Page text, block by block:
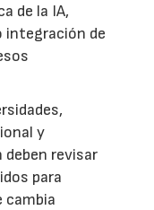
de la IA,
de
y
deben revisar
para
cambia